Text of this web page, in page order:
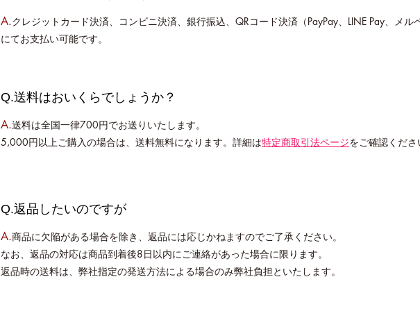
A.クレジットカード決済、コンビニ決済、銀行振込、QRコード決済（PayPay、LINE Pay、メル
にてお支払い可能です。
Q.送料はおいくらでしょうか？
A.送料は全国一律700円でお送りいたします。
5,000円以上ご購入の場合は、送料無料になります。詳細は特定商取引法ページをご確認くださ
Q.返品したいのですが
A.商品に欠陥がある場合を除き、返品には応じかねますのでご了承ください。
なお、返品の対応は商品到着後8日以内にご連絡があった場合に限ります。
返品時の送料は、弊社指定の発送方法による場合のみ弊社負担といたします。